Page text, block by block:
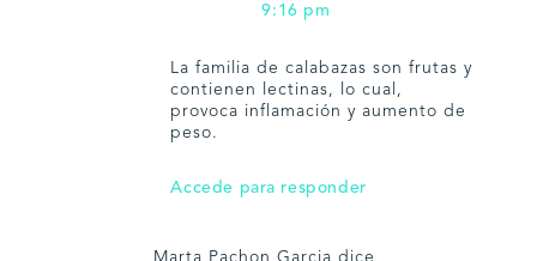
9:16 pm
La familia de calabazas son frutas y
contienen lectinas, lo cual,
provoca inflamación y aumento de
peso.
Accede para responder